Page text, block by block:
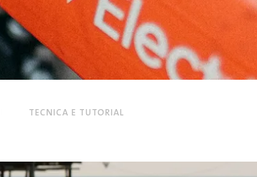
TECNICA E TUTORIAL